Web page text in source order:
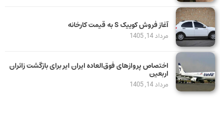
آغاز فروش کوییک S به قیمت کارخانه
مرداد 14, 1405
اختصاص پروازهای فوق‌العاده ایران ایر برای بازگشت زائران
اربعین
مرداد 14, 1405